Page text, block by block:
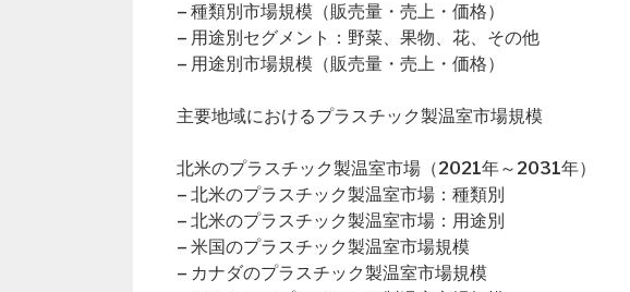
– 種類別市場規模（販売量・売上・価格）
– 用途別セグメント：野菜、果物、花、その他
– 用途別市場規模（販売量・売上・価格）
主要地域におけるプラスチック製温室市場規模
北米のプラスチック製温室市場（2021年～2031年）
– 北米のプラスチック製温室市場：種類別
– 北米のプラスチック製温室市場：用途別
– 米国のプラスチック製温室市場規模
– カナダのプラスチック製温室市場規模